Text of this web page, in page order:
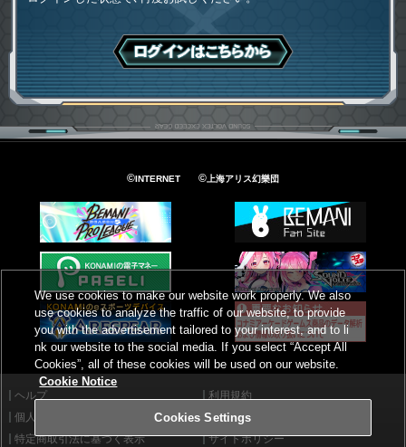
ログインはこちら
©INTERNET ©上海アリス幻樂団
ヘルプ
利用規約
個人情報等保護方針
外部送信について
特定商取引法に基づく表示
サイトポリシー
We use cookies to make our website work properly. We also
use cookies to analyze the traffic of our website, to provide
you with the advertisement tailored to your interest, and to li
nk our website to the social media. If you select “Accept All
Cookies”, all of these cookies will be used on our website.
Cookie Notice
Cookies Settings